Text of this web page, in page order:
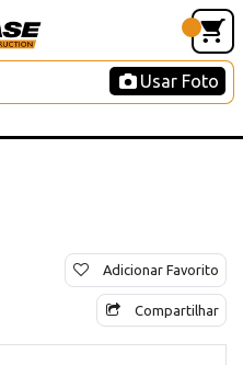
Usar Foto
Adicionar Favorito
Compartilhar